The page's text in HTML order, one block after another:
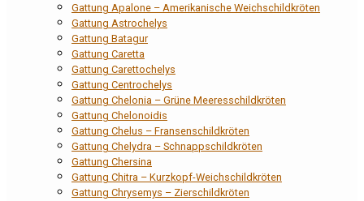
Gattung Apalone – Amerikanische Weichschildkröten
Gattung Astrochelys
Gattung Batagur
Gattung Caretta
Gattung Carettochelys
Gattung Centrochelys
Gattung Chelonia – Grüne Meeresschildkröten
Gattung Chelonoidis
Gattung Chelus – Fransenschildkröten
Gattung Chelydra – Schnappschildkröten
Gattung Chersina
Gattung Chitra – Kurzkopf-Weichschildkröten
Gattung Chrysemys – Zierschildkröten